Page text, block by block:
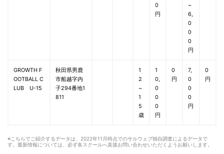
0
円
~
6,
0
0
0
円
GROWTH F
OOTBALL C
LUB U-15
秋田県男鹿
市船越字内
子294番地1
811
1
2
~
1
5
歳
1
0,
0
0
0
円
0
円
7,
0
0
0
円
0
円
※こちらでご紹介するデータは、2022年11月時点でのサルウェブ独自調査によるデータで
す。最新情報については、必ず各スクールへ直接お問い合わせいただくようお願いします。